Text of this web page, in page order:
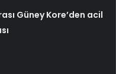
Güney Kore’den acil